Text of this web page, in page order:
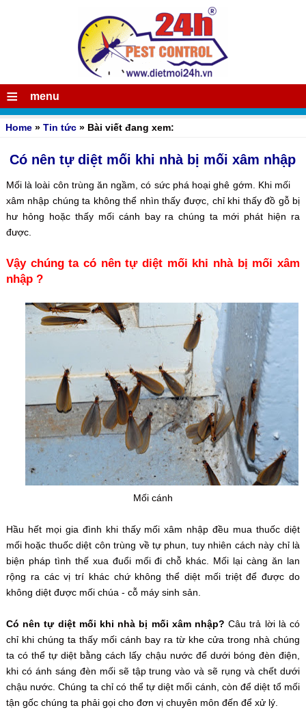
≡ menu
Home » Tin tức » Bài viết đang xem:
Có nên tự diệt mối khi nhà bị mối xâm nhập
Mối là loài côn trùng ăn ngầm, có sức phá hoại ghê gớm. Khi mối
xâm nhập chúng ta không thể nhìn thấy được, chỉ khi thấy đồ gỗ bị
hư hỏng hoặc thấy mối cánh bay ra chúng ta mới phát hiện ra
được.
Vậy chúng ta có nên tự diệt mối khi nhà bị mối xâm
nhập ?
Mối cánh
Hầu hết mọi gia đình khi thấy mối xâm nhập đều mua thuốc diệt
mối hoặc thuốc diệt côn trùng về tự phun, tuy nhiên cách này chỉ là
biện pháp tình thế xua đuổi mối đi chỗ khác. Mối lại càng ăn lan
rộng ra các vị trí khác chứ không thể diệt mối triệt để được do
không diệt được mối chúa - cỗ máy sinh sản.
Có nên tự diệt mối khi nhà bị mối xâm nhập?Câu trả lời là có
chỉ khi chúng ta thấy mối cánh bay ra từ khe cửa trong nhà chúng
ta có thể tự diệt bằng cách lấy chậu nước để dưới bóng đèn điện,
khi có ánh sáng đèn mối sẽ tập trung vào và sẽ rụng và chết dưới
chậu nước. Chúng ta chỉ có thể tự diệt mối cánh, còn để diệt tổ mối
tận gốc chúng ta phải gọi cho đơn vị chuyên môn đến để xử lý.